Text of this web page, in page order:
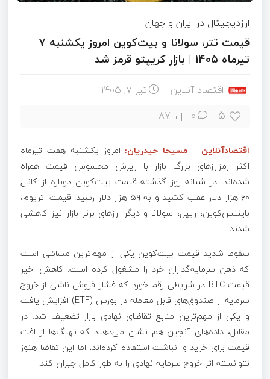
ارزدیجیتال در ایران و جهان
قیمت تتر، سولانا و بیت‌کوین امروز یکشنبه ۷
تیرماه ۱۴۰۵ | بازار کریپتو قرمز شد
اقتصاد آنلاین تیر ۷, ۱۴۰۵
5
0
87
اقتصادآنلاین – مسیحا حیدریان؛ امروز یکشنبه هفت تیرماه
اکثر رمزارز‌های بزرگ بازار با ریزش محسوس قیمت همراه
شده‌اند. در شبانه روز گذشته قیمت بیت‌کوین دوباره از کانال
۶۰ هزار دلار عقب کشید و به ۵۹ هزار دلار رسید. قیمت اتریوم،
بایننس‌کوین، ریپل، سولانا و دیگر ارز‌های برتر بازار نیز کاهشی
شدند.
سقوط شدید قیمت بیت‌کوین یکی از مهم‌ترین مسائلی است
که ذهن سرمایه‌گذاران خرد را مشغول کرده است. کاهش اخیر
قیمت BTC در شرایطی رقم خورد که فشار فروش ناشی از خروج
سرمایه از صندوق‌های قابل معامله در بورس (ETF) افزایش یافت
و یکی از مهم‌ترین منابع تقاضای نهادی بازار تضعیف شد. در
مقابل، داده‌های آنچین هم نشان می‌دهند که نهنگ‌ها از افت
قیمت برای خرید و انباشت استفاده کرده‌اند، اما این تقاضا هنوز
نتوانسته اثر خروج سرمایه نهادی را به طور کامل جبران کند.